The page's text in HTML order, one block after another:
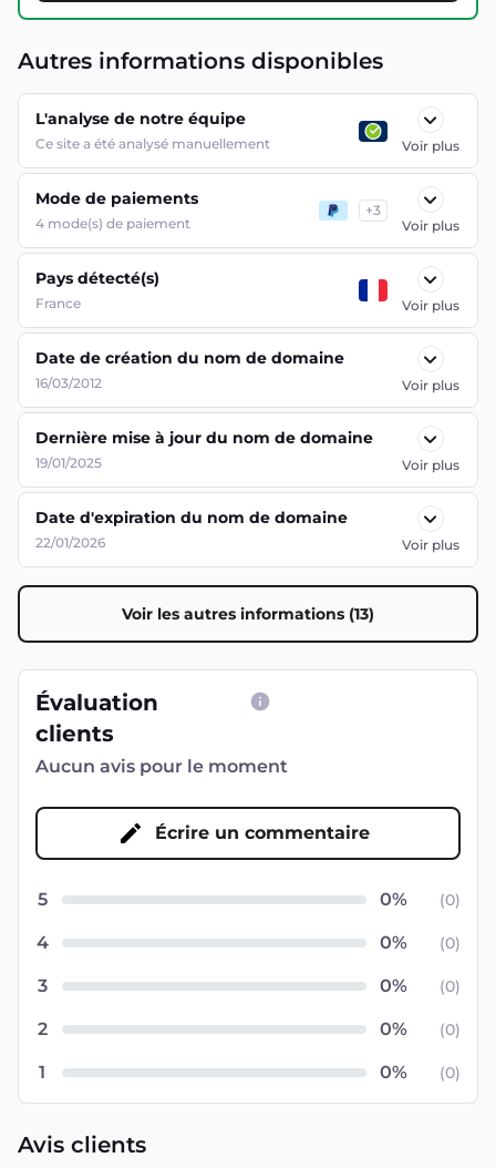
Autres informations disponibles
L'analyse de notre équipe
Ce site a été analysé manuellement Voir plus
Mode de paiements
4 mode(s) de paiement
+3
Voir plus
Pays détecté(s)
France Voir plus
Date de création du nom de domaine
16/03/2012 Voir plus
Dernière mise à jour du nom de domaine
19/01/2025 Voir plus
Date d'expiration du nom de domaine
22/01/2026 Voir plus
Voir les autres informations (13)
Évaluation
clients
Aucun avis pour le moment
Écrire un commentaire
5 (0)
4 (0)
3 (0)
2 (0)
1 (0)
Avis clients